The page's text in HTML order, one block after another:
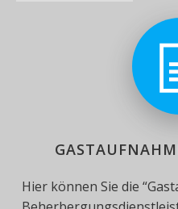
Hier können Sie die